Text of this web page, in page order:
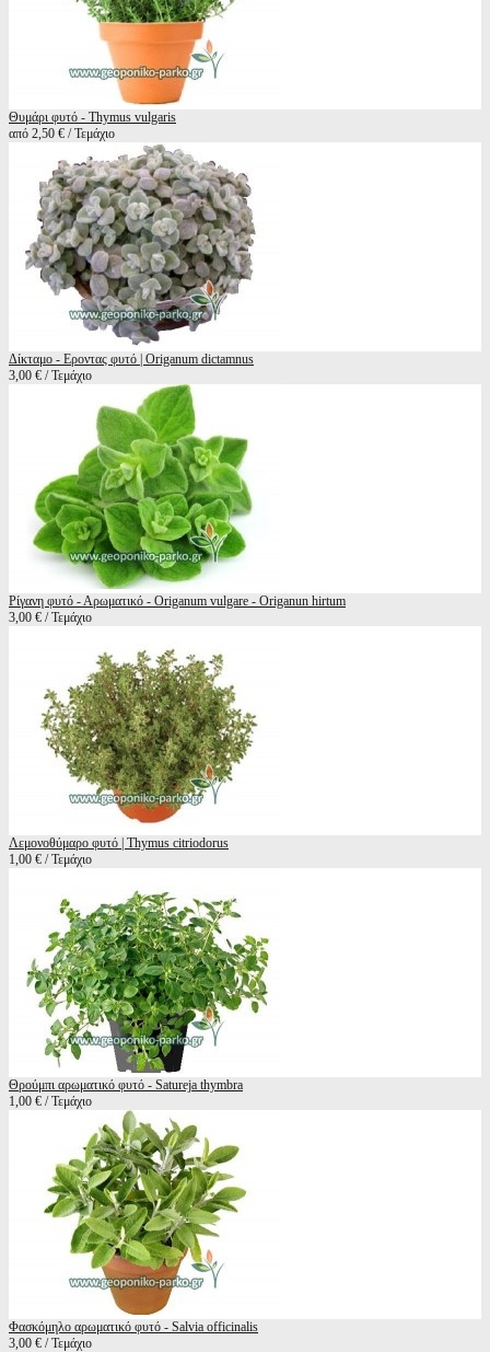
Θυμάρι φυτό - Thymus vulgaris
από 2,50 € / Τεμάχιο
Δίκταμο - Εροντας φυτό | Origanum dictamnus
3,00 € / Τεμάχιο
Ρίγανη φυτό - Αρωματικό - Origanum vulgare - Origanun hirtum
3,00 € / Τεμάχιο
Λεμονοθύμαρο φυτό | Thymus citriodorus
1,00 € / Τεμάχιο
Θρούμπι αρωματικό φυτό - Satureja thymbra
1,00 € / Τεμάχιο
Φασκόμηλο αρωματικό φυτό - Salvia officinalis
3,00 € / Τεμάχιο